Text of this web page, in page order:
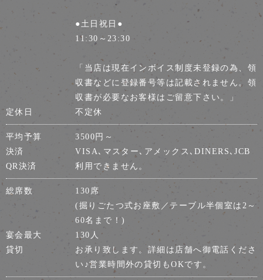
●土日祝日●
11:30～23:30
「当店は現在インボイス制度未登録の為、領
収書などに登録番号等は記載されません。領
収書が必要なお客様はご留意下さい。」
定休日
不定休
平均予算
3500円～
決済
VISA､マスター､アメックス､DINERS､JCB
QR決済
利用できません。
総席数
130席
(掘りごたつ式お座敷／テーブル半個室は2～
60名まで！)
宴会最大
130人
貸切
お承り致します。詳細は店舗へ御電話くださ
い♪営業時間外の貸切もOKです。